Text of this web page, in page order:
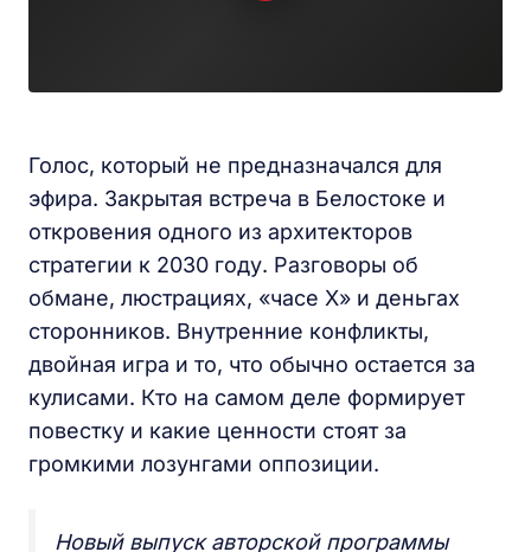
Голос, который не предназначался для
эфира. Закрытая встреча в Белостоке и
откровения одного из архитекторов
стратегии к 2030 году. Разговоры об
обмане, люстрациях, «часе Х» и деньгах
сторонников. Внутренние конфликты,
двойная игра и то, что обычно остается за
кулисами. Кто на самом деле формирует
повестку и какие ценности стоят за
громкими лозунгами оппозиции.
Новый выпуск авторской программы